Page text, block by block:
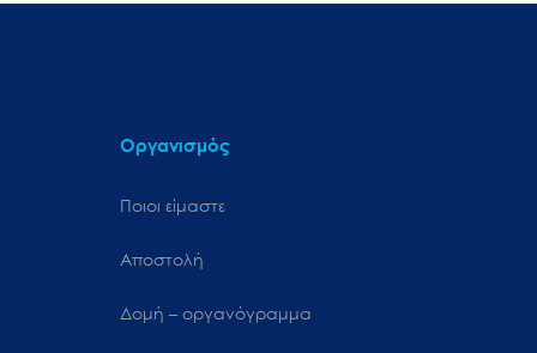
Οργανισμός
Ποιοι είμαστε
Αποστολή
Δομή – οργανόγραμμα